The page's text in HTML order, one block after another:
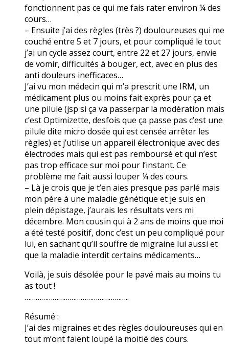
fonctionnent pas ce qui me fais rater environ ¼ des
cours…
– Ensuite j’ai des règles (très ?) douloureuses qui me
couché entre 5 et 7 jours, et pour compliqué le tout
j’ai un cycle assez court, entre 22 et 27 jours, envie
de vomir, difficultés à bouger, ect, avec en plus des
anti douleurs inefficaces…
J’ai vu mon médecin qui m’a prescrit une IRM, un
médicament plus ou moins fait exprès pour ça et
une pilule (jsp si ça va passerpar la modération mais
c’est Optimizette, desfois que ça passe pas c’est une
pilule dite micro dosée qui est censée arrêter les
règles) et j’utilise un appareil électronique avec des
électrodes mais qui est pas remboursé et qui n’est
pas trop efficace sur moi pour l’instant. Ce
problème me fait aussi louper ¼ des cours.
– Là je crois que je t’en aies presque pas parlé mais
mon père à une maladie génétique et je suis en
plein dépistage, j’aurais les résultats vers mi
décembre. Mon cousin qui à 2 ans de moins que moi
a été testé positif, donc c’est un peu compliqué pour
lui, en sachant qu’il souffre de migraine lui aussi et
que la maladie interdit certains médicaments…
Voilà, je suis désolée pour le pavé mais au moins tu
as tout !
………………………………………………..
Résumé :
J’ai des migraines et des règles douloureuses qui en
tout m’ont faient loupé la moitié des cours.